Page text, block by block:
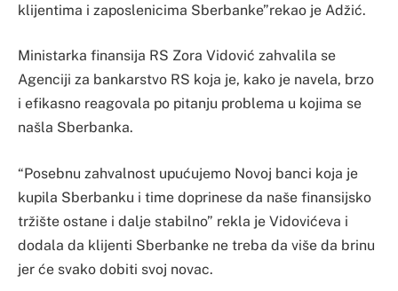
klijentima i zaposlenicima Sberbanke”rekao je Adžić.
Ministarka finansija RS Zora Vidović zahvalila se
Agenciji za bankarstvo RS koja je, kako je navela, brzo
i efikasno reagovala po pitanju problema u kojima se
našla Sberbanka.
“Posebnu zahvalnost upućujemo Novoj banci koja je
kupila Sberbanku i time doprinese da naše finansijsko
tržište ostane i dalje stabilno” rekla je Vidovićeva i
dodala da klijenti Sberbanke ne treba da više da brinu
jer će svako dobiti svoj novac.